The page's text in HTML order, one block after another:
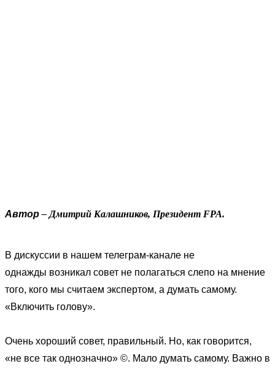
Автор– Дмитрий Калашников, Президент FPA.
В дискуссии в нашем телеграм-канале не
однажды возникал совет не полагаться слепо на мнение
того, кого мы считаем экспертом, а думать самому.
«Включить голову».
Очень хороший совет, правильный. Но, как говорится,
«не все так однозначно» ©. Мало думать самому. Важно в